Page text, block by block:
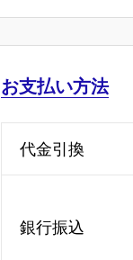
お支払い方法
代金引換
銀行振込